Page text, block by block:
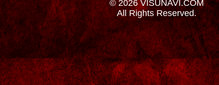
© 2026 VISUNAVI.COM
All Rights Reserved.